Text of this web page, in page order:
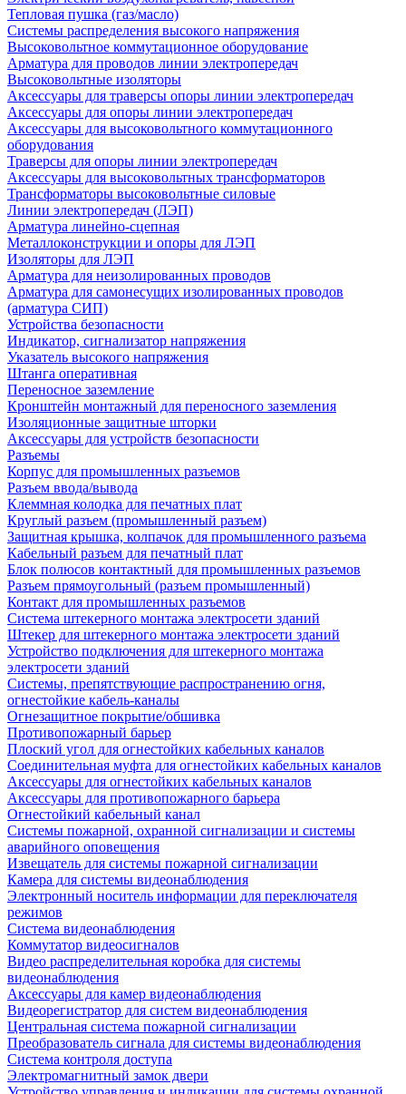
Тепловая пушка (газ/масло)
Системы распределения высокого напряжения
Высоковольтное коммутационное оборудование
Арматура для проводов линии электропередач
Высоковольтные изоляторы
Аксессуары для траверсы опоры линии электропередач
Аксессуары для опоры линии электропередач
Аксессуары для высоковольтного коммутационного
оборудования
Траверсы для опоры линии электропередач
Аксессуары для высоковольтных трансформаторов
Трансформаторы высоковольтные силовые
Линии электропередач (ЛЭП)
Арматура линейно-сцепная
Металлоконструкции и опоры для ЛЭП
Изоляторы для ЛЭП
Арматура для неизолированных проводов
Арматура для самонесущих изолированных проводов
(арматура СИП)
Устройства безопасности
Индикатор, сигнализатор напряжения
Указатель высокого напряжения
Штанга оперативная
Переносное заземление
Кронштейн монтажный для переносного заземления
Изоляционные защитные шторки
Аксессуары для устройств безопасности
Разъемы
Корпус для промышленных разъемов
Разъем ввода/вывода
Клеммная колодка для печатных плат
Круглый разъем (промышленный разъем)
Защитная крышка, колпачок для промышленного разъема
Кабельный разъем для печатный плат
Блок полюсов контактный для промышленных разъемов
Разъем прямоугольный (разъем промышленный)
Контакт для промышленных разъемов
Система штекерного монтажа электросети зданий
Штекер для штекерного монтажа электросети зданий
Устройство подключения для штекерного монтажа
электросети зданий
Системы, препятствующие распространению огня,
огнестойкие кабель-каналы
Огнезащитное покрытие/обшивка
Противопожарный барьер
Плоский угол для огнестойких кабельных каналов
Соединительная муфта для огнестойких кабельных каналов
Аксессуары для огнестойких кабельных каналов
Аксессуары для противопожарного барьера
Огнестойкий кабельный канал
Системы пожарной, охранной сигнализации и системы
аварийного оповещения
Извещатель для системы пожарной сигнализации
Камера для системы видеонаблюдения
Электронный носитель информации для переключателя
режимов
Система видеонаблюдения
Коммутатор видеосигналов
Видео распределительная коробка для системы
видеонаблюдения
Аксессуары для камер видеонаблюдения
Видеорегистратор для систем видеонаблюдения
Центральная система пожарной сигнализации
Преобразователь сигнала для системы видеонаблюдения
Система контроля доступа
Электромагнитный замок двери